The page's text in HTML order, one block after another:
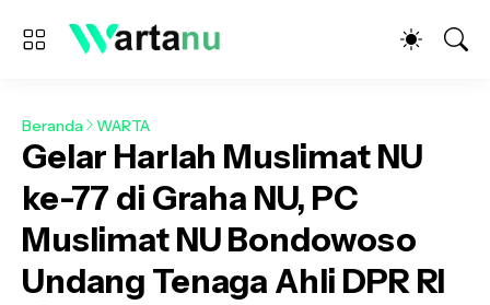
Beranda WARTA
Gelar Harlah Muslimat NU
ke-77 di Graha NU, PC
Muslimat NU Bondowoso
Undang Tenaga Ahli DPR RI